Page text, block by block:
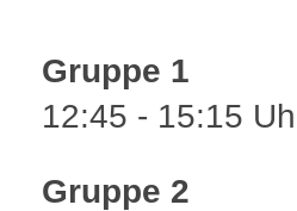
Gruppe 1
12:45 - 15:15
Gruppe 2